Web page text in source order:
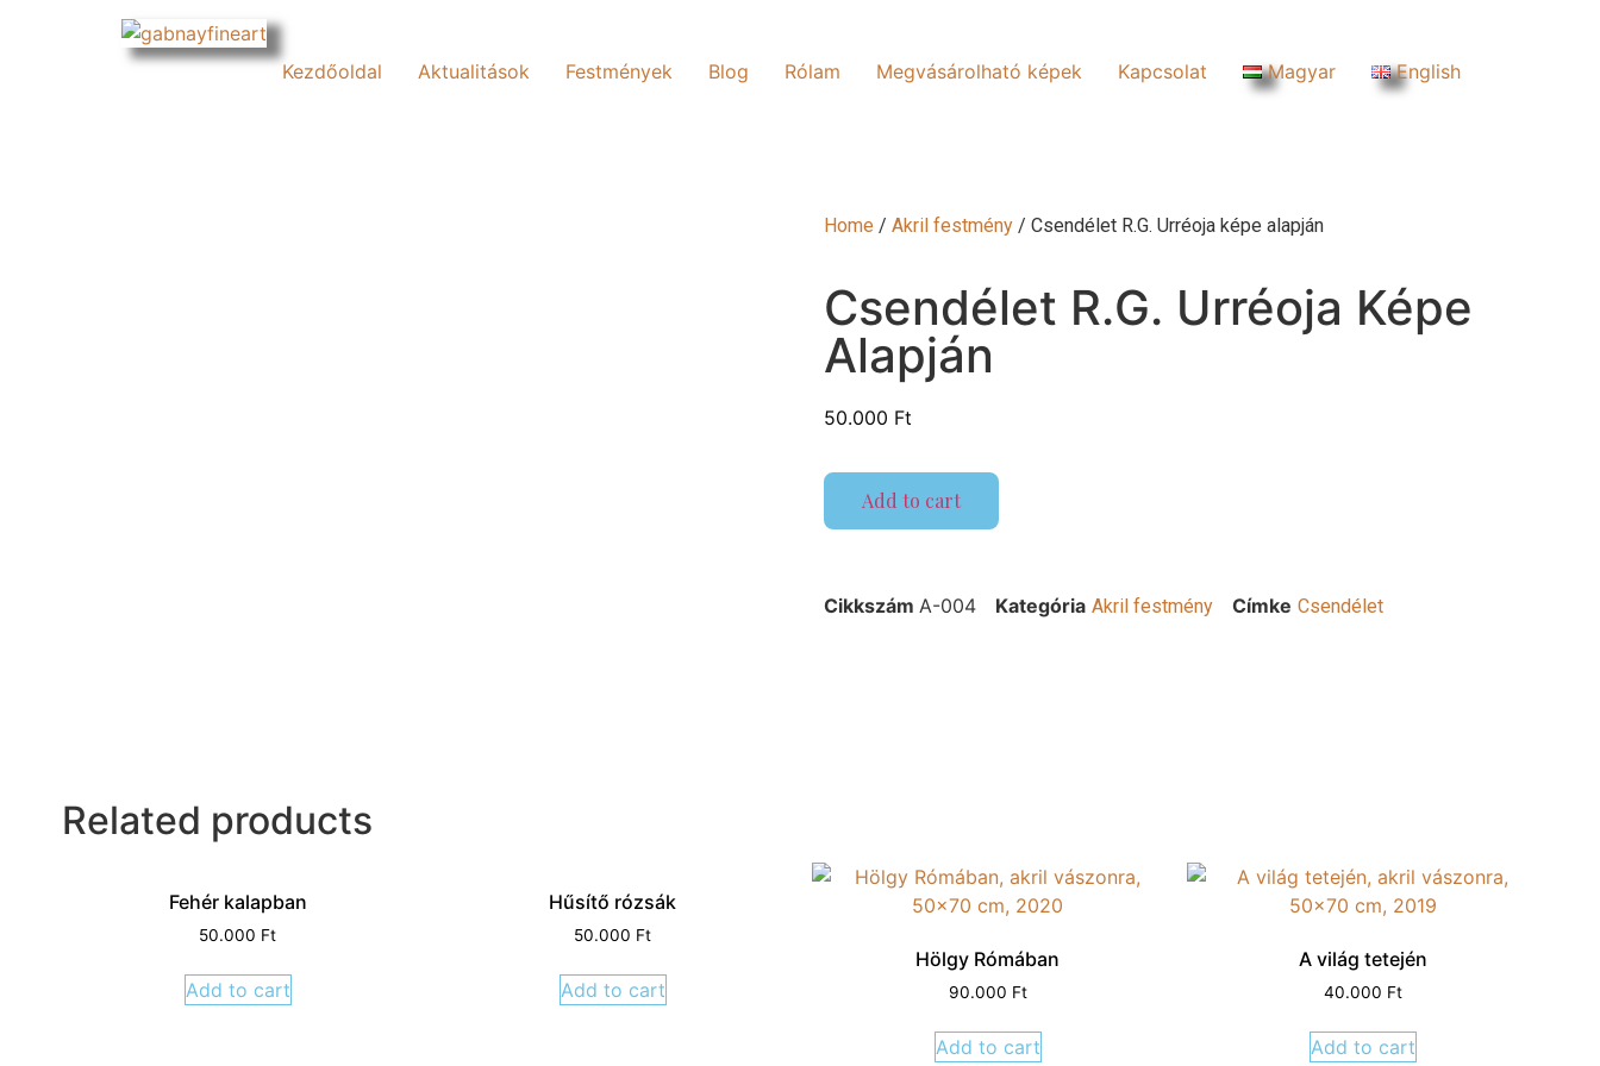
Kezdőoldal Aktualitások Festmények Blog Rólam Megvásárolható képek Kapcsolat Magyar English
Home / Akril festmény / Csendélet R.G. Urréoja képe alapján
Csendélet R.G. Urréoja Képe
Alapján
50.000 Ft
Add to cart
Cikkszám A-004 Kategória Akril festmény Címke Csendélet
Related products
Fehér kalapban
50.000 Ft
Add to cart
Hűsítő rózsák
50.000 Ft
Add to cart
Hölgy Rómában
90.000 Ft
Add to cart
A világ tetején
40.000 Ft
Add to cart